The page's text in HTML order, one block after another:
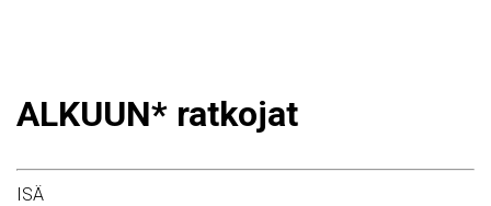
ALKUUN* ratkojat
ISÄ